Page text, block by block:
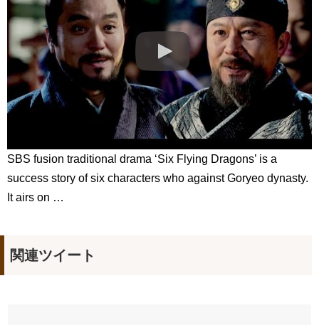
SBS fusion traditional drama ‘Six Flying Dragons’ is a
success story of six characters who against Goryeo dynasty.
It airs on …
関連ツイート